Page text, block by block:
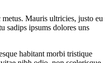
Mauris ultricies, justo eu
sadips ipsums dolores uns
habitant morbi tristique